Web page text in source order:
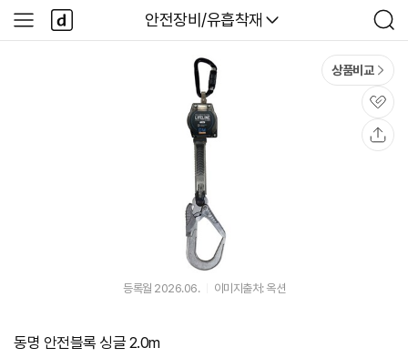
다나와
안전장비/유흡착재
검
색
사
이
다
나
와
상품비교
관
심
등록월 2026.06. 이미지출처: 옥션
동명 안전블록 싱글 2.0m